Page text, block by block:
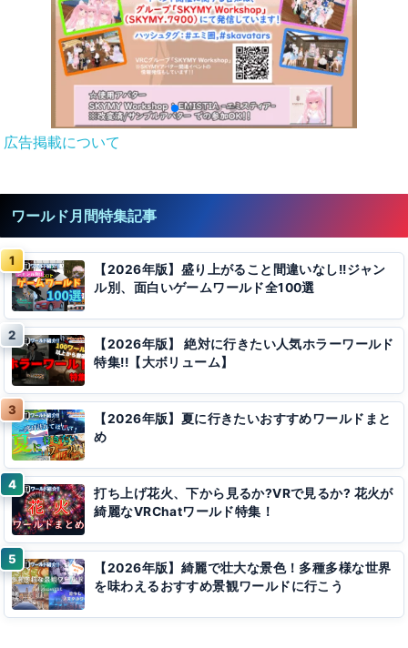
広告掲載について
ワールド月間特集記事
【2026年版】盛り上がること間違いなし!!ジャン
ル別、面白いゲームワールド全100選
【2026年版】 絶対に行きたい人気ホラーワールド
特集!!【大ボリューム】
【2026年版】夏に行きたいおすすめワールドまと
め
打ち上げ花火、下から見るか?VRで見るか? 花火が
綺麗なVRChatワールド特集！
【2026年版】綺麗で壮大な景色！多種多様な世界
を味わえるおすすめ景観ワールドに行こう